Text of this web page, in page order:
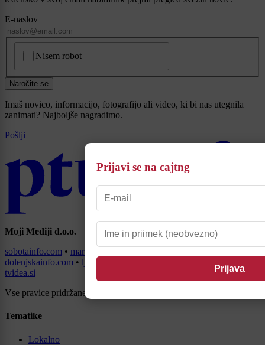
E-naslov
Nisem robot
Naročite se
Imaš novico, informacijo, fotografijo ali video, ki bi nas utegnila
zanimati? Najboljše nagradimo.
Pošlji
Moji Mediji d.o.o.
sobotainfo.com • mariborinfo.com
dolenjskainfo.com • ljubljanainfo.com
tvidea.si
Vse pravice pridržane © 2026
Tematike
Lokalno
Prijavi se na cajtng